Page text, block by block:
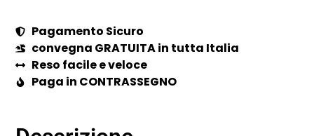
Pagamento Sicuro
convegna GRATUITA in tutta Italia
Reso facile e veloce
Paga in CONTRASSEGNO